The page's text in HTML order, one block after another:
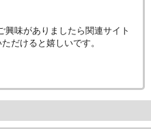
興味がありましたら関連サイト
だけると嬉しいです。